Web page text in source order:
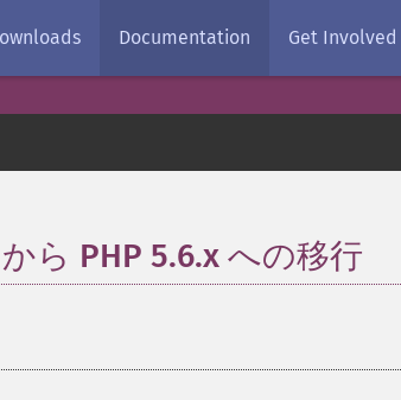
Documentation Get Involved
ら PHP 5.6.x への移行